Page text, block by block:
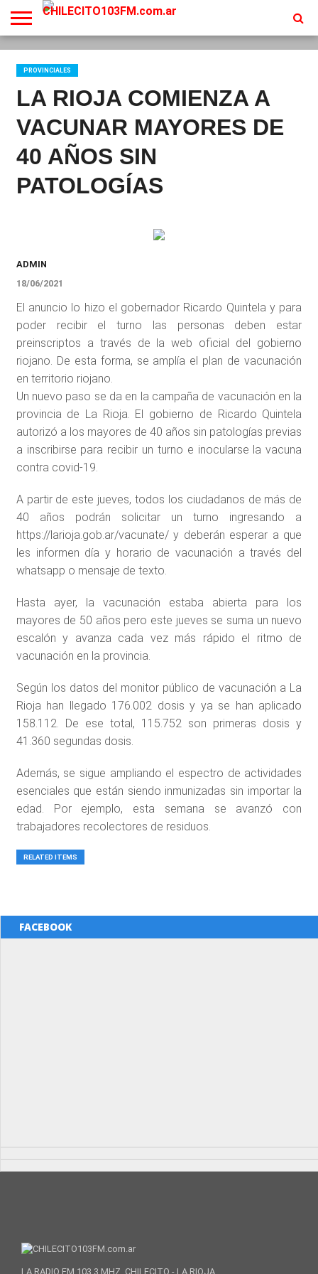
INICIO
EN
VIVO
PROGRAMACION
CONTACTO
PROVINCIALES
LA RIOJA COMIENZA A
VACUNAR MAYORES DE
40 AÑOS SIN
PATOLOGÍAS
ADMIN
18/06/2021
El anuncio lo hizo el gobernador Ricardo Quintela y para
poder recibir el turno las personas deben estar
preinscriptos a través de la web oficial del gobierno
riojano. De esta forma, se amplía el plan de vacunación
en territorio riojano.
Un nuevo paso se da en la campaña de vacunación en la
provincia de La Rioja. El gobierno de Ricardo Quintela
autorizó a los mayores de 40 años sin patologías previas
a inscribirse para recibir un turno e inocularse la vacuna
contra covid-19.
A partir de este jueves, todos los ciudadanos de más de
40 años podrán solicitar un turno ingresando a
https://larioja.gob.ar/vacunate/ y deberán esperar a que
les informen día y horario de vacunación a través del
whatsapp o mensaje de texto.
Hasta ayer, la vacunación estaba abierta para los
mayores de 50 años pero este jueves se suma un nuevo
escalón y avanza cada vez más rápido el ritmo de
vacunación en la provincia.
Según los datos del monitor público de vacunación a La
Rioja han llegado 176.002 dosis y ya se han aplicado
158.112. De ese total, 115.752 son primeras dosis y
41.360 segundas dosis.
Además, se sigue ampliando el espectro de actividades
esenciales que están siendo inmunizadas sin importar la
edad. Por ejemplo, esta semana se avanzó con
trabajadores recolectores de residuos.
RELATED ITEMS
FACEBOOK
LA RADIO FM 103.3 MHZ. CHILECITO - LA RIOJA